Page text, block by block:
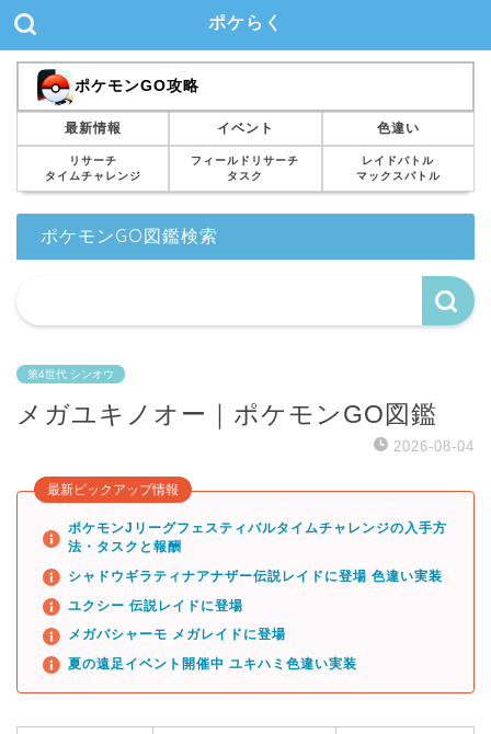
ポケらく
ポケモンGO攻略
最新情報 イベント 色違い
リサーチ
タイムチャレンジ
フィールドリサーチ
タスク
レイドバトル
マックスバトル
ポケモンGO図鑑検索
第4世代 シンオウ
メガユキノオー｜ポケモンGO図鑑
2026-08-04
最新ピックアップ情報
ポケモンJリーグフェスティバルタイムチャレンジの入手方
法・タスクと報酬
シャドウギラティナアナザー伝説レイドに登場 色違い実装
ユクシー 伝説レイドに登場
メガバシャーモ メガレイドに登場
夏の遠足イベント開催中 ユキハミ色違い実装